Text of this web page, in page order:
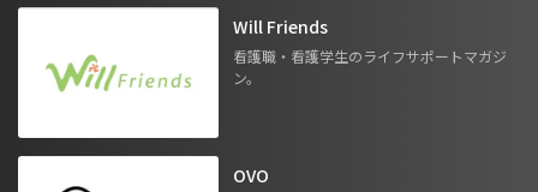
Will Friends
看護職・看護学生のライフサポートマガジ
ン。
OVO